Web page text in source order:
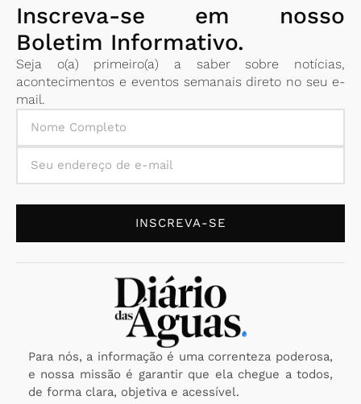
Inscreva-se em nosso
Boletim Informativo.
Seja o(a) primeiro(a) a saber sobre notícias,
acontecimentos e eventos semanais direto no seu e-
mail.
INSCREVA-SE
Para nós, a informação é uma correnteza poderosa,
e nossa missão é garantir que ela chegue a todos,
de forma clara, objetiva e acessível.